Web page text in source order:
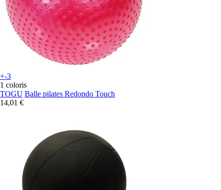
+-3
1 coloris
TOGU Balle pilates Redondo Touch
14,01 €